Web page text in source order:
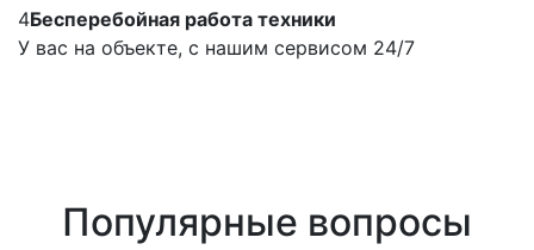
4Бесперебойная работа техники
У вас на объекте, с нашим сервисом 24/7
Популярные вопросы